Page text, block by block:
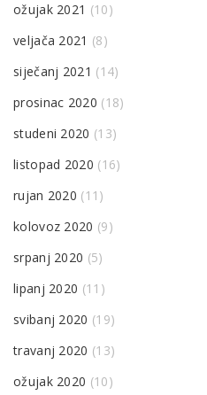
ožujak 2021 (10)
veljača 2021 (8)
siječanj 2021 (14)
prosinac 2020 (18)
studeni 2020 (13)
listopad 2020 (16)
rujan 2020 (11)
kolovoz 2020 (9)
srpanj 2020 (5)
lipanj 2020 (11)
svibanj 2020 (19)
travanj 2020 (13)
ožujak 2020 (10)